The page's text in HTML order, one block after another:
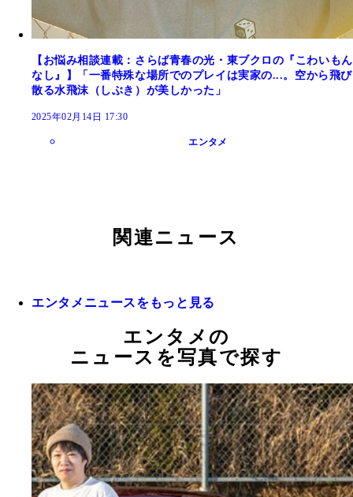
【お悩み相談連載：さらば青春の光・東ブクロの『こわいもん
なし』】「一番特殊な場所でのプレイは実家の...。空から飛び
散る水飛沫（しぶき）が美しかった」
2025年02月14日 17:30
エンタメ
関連ニュース
エンタメニュースをもっと見る
エンタメの
ニュースを写真で探す